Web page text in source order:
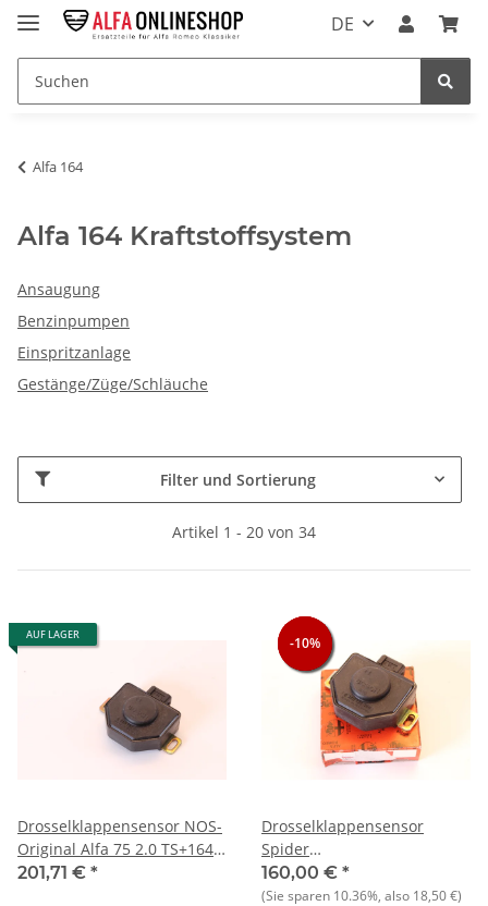
DE
Alfa 164
Alfa 164 Kraftstoffsystem
Ansaugung
Benzinpumpen
Einspritzanlage
Gestänge/Züge/Schläuche
Filter und Sortierung
Artikel 1 - 20 von 34
AUF LAGER
Drosselklappensensor NOS-
Original Alfa 75 2.0 TS+164
2.0 TS+33 ie+Sprint 1.7 ie
201,71 € *
-10%
-10%
-10%
Drosselklappensensor
Spider
4.S.+75+90+164+33(907)
1,7+RZ/SZ+GTV 2.0 NOS-
160,00 € *
(Sie sparen 10.36%, also 18,50 €)